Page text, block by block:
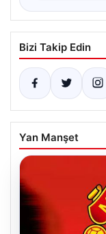
Bizi Takip Edin
Yan Manşet